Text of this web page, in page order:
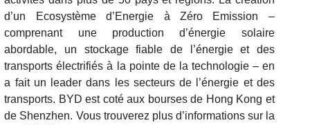
d’un Ecosystème d’Energie à Zéro Emission –
comprenant une production d’énergie solaire
abordable, un stockage fiable de l’énergie et des
transports électrifiés à la pointe de la technologie – en
a fait un leader dans les secteurs de l’énergie et des
transports. BYD est coté aux bourses de Hong Kong et
de Shenzhen. Vous trouverez plus d’informations sur la